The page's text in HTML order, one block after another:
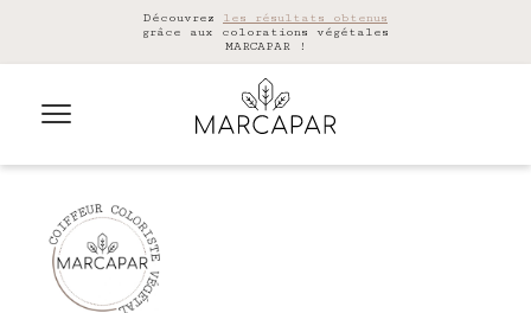
Découvrez les résultats obtenus
grâce aux colorations végétales
MARCAPAR !